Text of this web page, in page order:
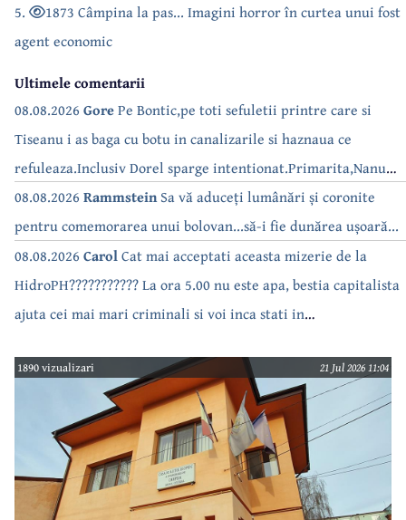
5.
1873 Câmpina la pas... Imagini horror în curtea unui fost
agent economic
Ultimele comentarii
08.08.2026 GorePe Bontic,pe toti sefuletii printre care si
Tiseanu i as baga cu botu in canalizarile si haznaua ce
refuleaza.Inclusiv Dorel sparge intentionat.Primarita,Nanu
bea apa de la robinet.Asta as intreba o si pe Izabel Mitrea
08.08.2026 RammsteinSa vă aduceți lumânări și coronite
pentru comemorarea unui bolovan...să-i fie dunărea ușoară...
08.08.2026 CarolCat mai acceptati aceasta mizerie de la
HidroPH??????????? La ora 5.00 nu este apa, bestia capitalista
ajuta cei mai mari criminali si voi inca stati in
1890 vizualizari 21 Jul 2026 11:04